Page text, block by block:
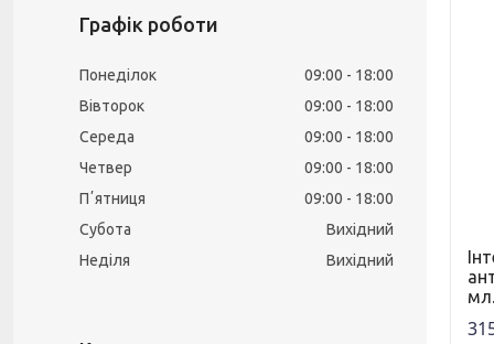
Графік роботи
Понеділок 09:00
18:00
Вівторок
09:00
18:00
Середа
09:00
18:00
Четвер
09:00
18:00
Пʼятниця
09:00
18:00
Субота
Вихідний
Неділя
Вихідний